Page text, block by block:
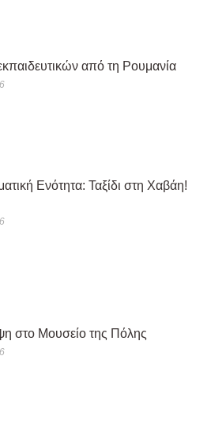
από τη Ρουμανία
Ενότητα: Ταξίδι στη Χαβάη!
στο Μουσείο της Πόλης